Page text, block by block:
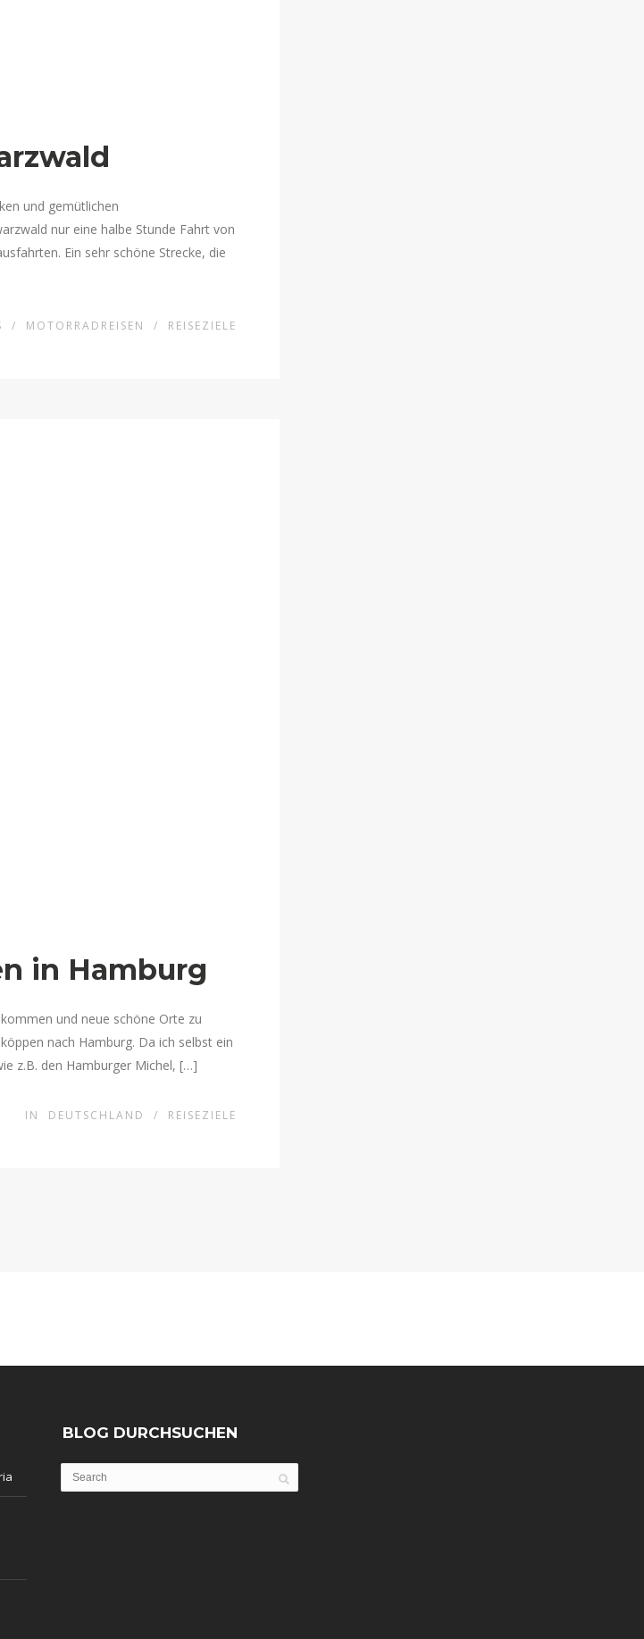
und gemütlichen
nur eine halbe Stunde Fahrt von
Ein sehr schöne Strecke, die
/ MOTORRADREISEN / REISEZIELE
in Hamburg
und neue schöne Orte zu
nach Hamburg. Da ich selbst ein
z.B. den Hamburger Michel, […]
IN DEUTSCHLAND / REISEZIELE
BLOG DURCHSUCHEN